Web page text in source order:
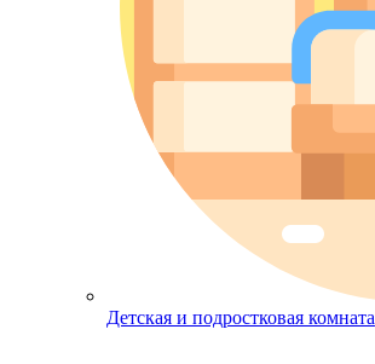
Детская и подростковая комната